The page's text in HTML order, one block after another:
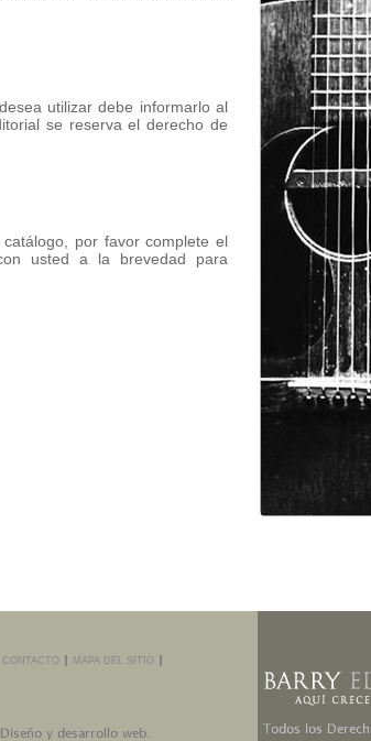
utilizar debe informarlo al
se reserva el derecho de
por favor complete el
usted a la brevedad para
CONTACTO MAPA DEL SITIO